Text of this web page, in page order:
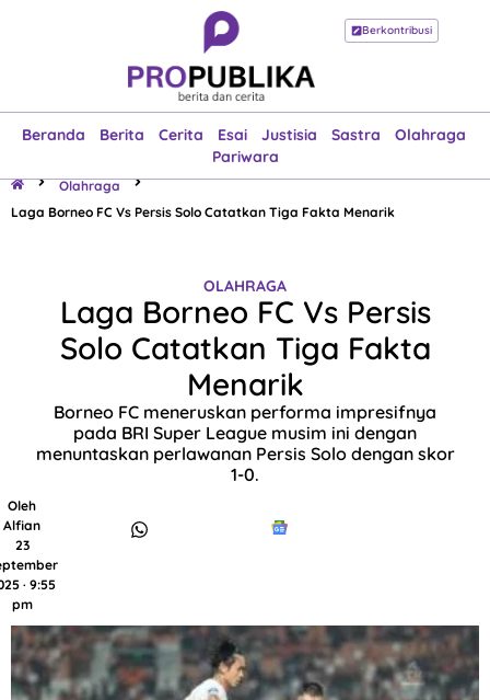
Berkontribusi
Beranda Berita Cerita Esai Justisia Sastra
Olahraga
Pariwara
Beranda
Esai
Justisia
Sastra
Olahraga
Pariwara
Olahraga
Laga Borneo FC Vs Persis Solo Catatkan Tiga Fakta Menarik
OLAHRAGA
Laga Borneo FC Vs Persis
Solo Catatkan Tiga Fakta
Menarik
Borneo FC meneruskan performa impresifnya
pada BRI Super League musim ini dengan
menuntaskan perlawanan Persis Solo dengan skor
1-0.
Oleh
Alfian
23
· 9:55
pm